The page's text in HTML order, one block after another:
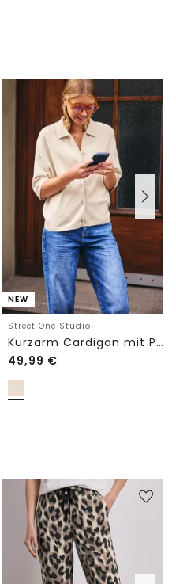
NEW
Street One Studio
Kurzarm Cardigan mit Polokragen
49,99 €